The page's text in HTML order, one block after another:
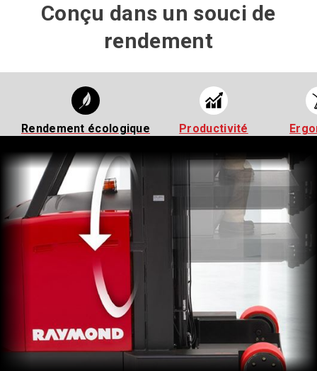
Conçu dans un souci de
rendement
Rendement écologique Productivité